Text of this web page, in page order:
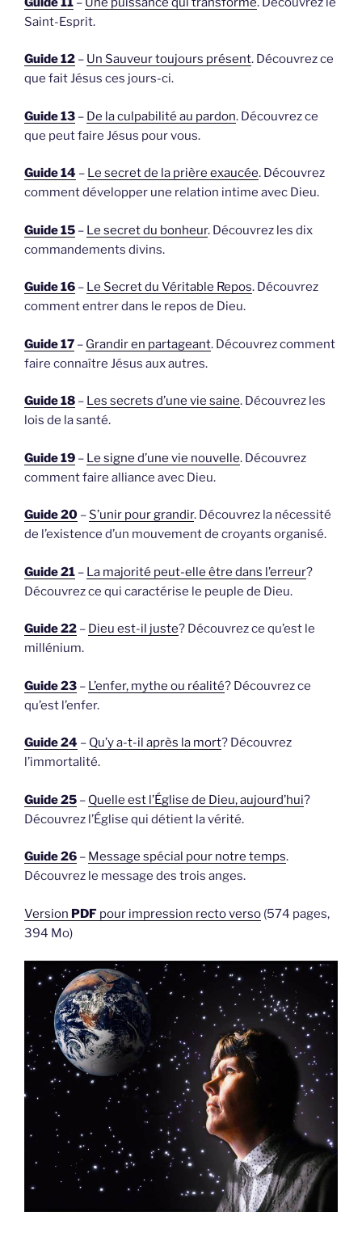
Saint-Esprit.
Guide 12 – Un Sauveur toujours présent. Découvrez ce
que fait Jésus ces jours-ci.
Guide 13 – De la culpabilité au pardon. Découvrez ce
que peut faire Jésus pour vous.
Guide 14 – Le secret de la prière exaucée. Découvrez
comment développer une relation intime avec Dieu.
Guide 15 – Le secret du bonheur. Découvrez les dix
commandements divins.
Guide 16 – Le Secret du Véritable Repos. Découvrez
comment entrer dans le repos de Dieu.
Guide 17 – Grandir en partageant. Découvrez comment
faire connaître Jésus aux autres.
Guide 18 – Les secrets d’une vie saine. Découvrez les
lois de la santé.
Guide 19 – Le signe d’une vie nouvelle. Découvrez
comment faire alliance avec Dieu.
Guide 20 – S’unir pour grandir. Découvrez la nécessité
de l’existence d’un mouvement de croyants organisé.
Guide 21 – La majorité peut-elle être dans l’erreur?
Découvrez ce qui caractérise le peuple de Dieu.
Guide 22 – Dieu est-il juste? Découvrez ce qu’est le
millénium.
Guide 23 – L’enfer, mythe ou réalité? Découvrez ce
qu’est l’enfer.
Guide 24 – Qu’y a-t-il après la mort? Découvrez
l’immortalité.
Guide 25 – Quelle est l’Église de Dieu, aujourd’hui?
Découvrez l’Église qui détient la vérité.
Guide 26 – Message spécial pour notre temps.
Découvrez le message des trois anges.
Version PDF pour impression recto verso (574 pages,
394 Mo)